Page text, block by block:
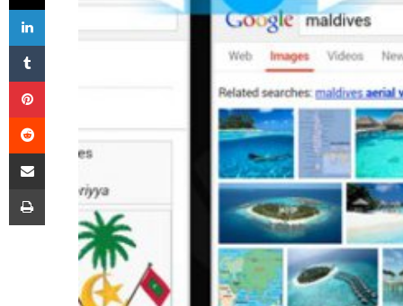
LinkedIn
Tumblr
Pinterest
Reddit
E-Posta ile paylaş